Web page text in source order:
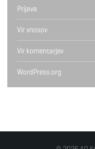
Prijava
Vir vnosov
Vir komentarjev
WordPress.org